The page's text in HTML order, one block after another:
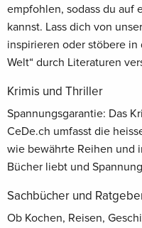
empfohlen, sodass du auf
kannst. Lass dich von
inspirieren oder stöbere in
Welt“ durch Literaturen
Krimis und Thriller
Spannungsgarantie: Das
CeDe.ch umfasst die
wie bewährte Reihen und
Bücher liebt und
Sachbücher und
Ob Kochen, Reisen,